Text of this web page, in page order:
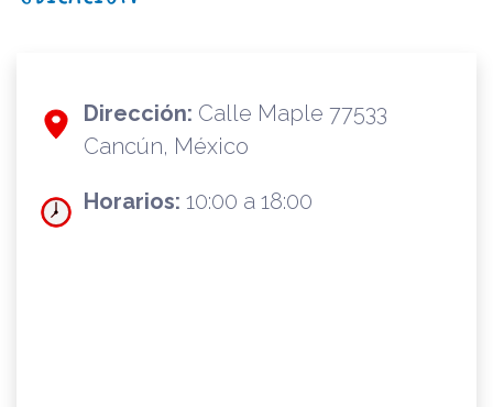
Dirección: Calle Maple 77533
Cancún, México
Horarios: 10:00 a 18:00